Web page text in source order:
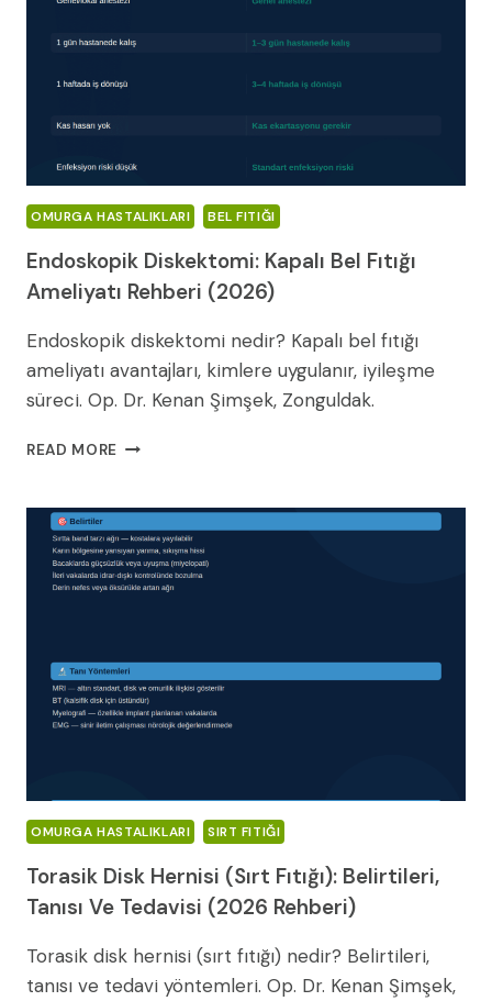
REHBER
OMURGA HASTALIKLARI BEL FITIĞI
Endoskopik Diskektomi: Kapalı Bel Fıtığı
Ameliyatı Rehberi (2026)
Endoskopik diskektomi nedir? Kapalı bel fıtığı
ameliyatı avantajları, kimlere uygulanır, iyileşme
süreci. Op. Dr. Kenan Şimşek, Zonguldak.
READ MORE ENDOSKOPIK
BEL
FITIĞI
AMELIYATI
REHBERI
OMURGA HASTALIKLARI SIRT FITIĞI
Torasik Disk Hernisi (Sırt Fıtığı): Belirtileri,
Tanısı Ve Tedavisi (2026 Rehberi)
Torasik disk hernisi (sırt fıtığı) nedir? Belirtileri,
tanısı ve tedavi yöntemleri. Op. Dr. Kenan Şimşek,